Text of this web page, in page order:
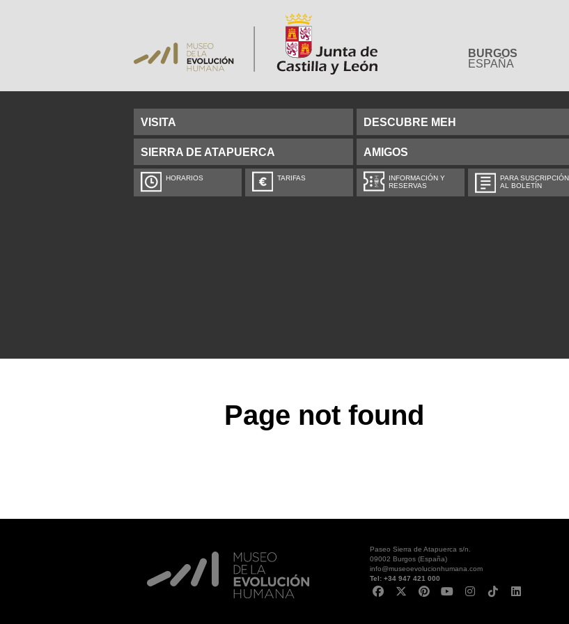
BURGOS
ESPAÑA
VISITA DESCUBRE MEH
SIERRA DE ATAPUERCA AMIGOS
HORARIOS TARIFAS
INFORMACIÓN Y
RESERVAS
PARA SUSCRIPCIÓN
AL BOLETÍN
Page not found
Paseo Sierra de Atapuerca s/n.
09002 Burgos (España)
info@museoevolucionhumana.com
Tel: +34 947 421 000